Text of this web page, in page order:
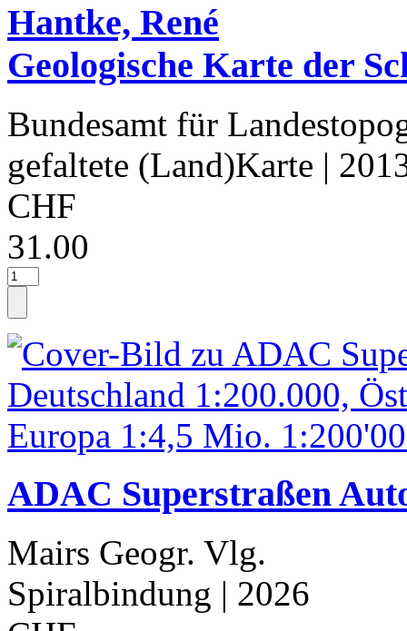
Hantke, René
Geologische Karte der
Bundesamt für
gefaltete (Land)Karte |
CHF
31.00
ADAC Superstraßen
Mairs Geogr. Vlg.
Spiralbindung | 2026